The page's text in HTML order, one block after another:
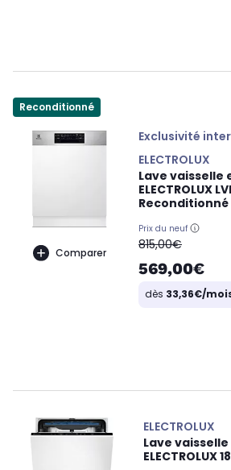
Reconditionné
Comparer
Exclusivité
ELECTROLUX
Lave vaisselle
ELECTROLUX
Reconditionné
Prix du neuf
oldPrice
815,00€
569,00€
dès 33,36€/
ELECTROLUX
Lave
ELECTROLUX